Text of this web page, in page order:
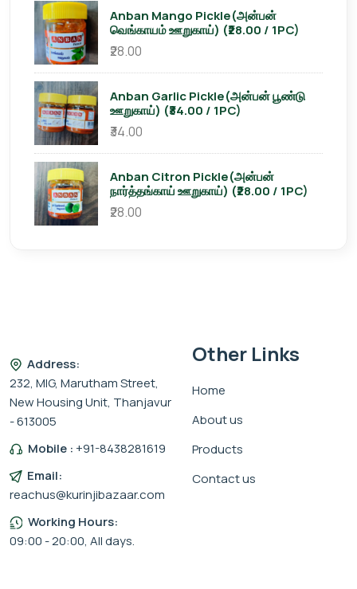
Anban Mango Pickle(அன்பன்
வெங்காயம் ஊறுகாய்) (₹28.00 / 1PC)
₹28.00
Anban Garlic Pickle(அன்பன் பூண்டு
ஊறுகாய்) (₹34.00 / 1PC)
₹34.00
Anban Citron Pickle(அன்பன்
நார்த்தங்காய் ஊறுகாய்) (₹28.00 / 1PC)
₹28.00
Address:
232, MIG, Marutham Street,
New Housing Unit, Thanjavur
- 613005
Mobile :+91-8438281619
Email:
reachus@kurinjibazaar.com
Working Hours:
09:00 - 20:00, All days.
Other Links
Home
About us
Products
Contact us